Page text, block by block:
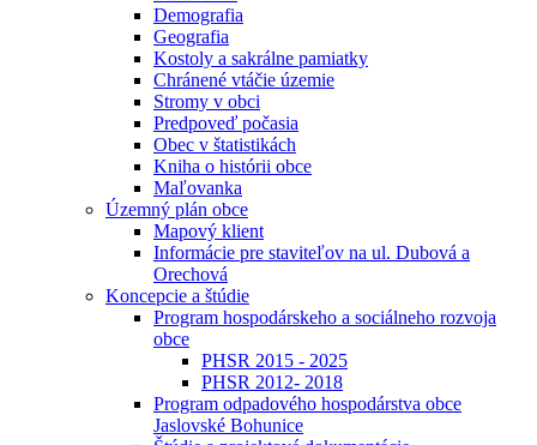
Demografia
Geografia
Kostoly a sakrálne pamiatky
Chránené vtáčie územie
Stromy v obci
Predpoveď počasia
Obec v štatistikách
Kniha o histórii obce
Maľovanka
Územný plán obce
Mapový klient
Informácie pre staviteľov na ul. Dubová a
Orechová
Koncepcie a štúdie
Program hospodárskeho a sociálneho rozvoja
obce
PHSR 2015 - 2025
PHSR 2012- 2018
Program odpadového hospodárstva obce
Jaslovské Bohunice